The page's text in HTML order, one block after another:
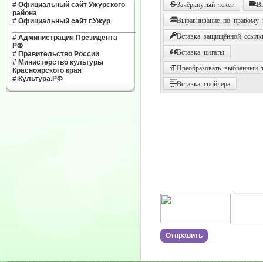
# Официальный сайт Ужурского
района
# Официальный сайт г.Ужур
# Администрация Президента
РФ
# Правительство России
# Министерство культуры
Красноярского края
# Культура.РФ
Зачёркнутый текст
Выравнивание по правому
Вставка защищённой
Вставка цитаты
Преобразовать выбранный
Вставка спойлера